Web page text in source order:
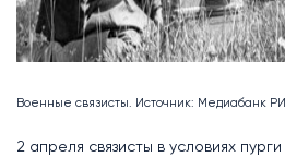
Военные связисты. Источник: Медиабанк
2 апреля связисты в условиях